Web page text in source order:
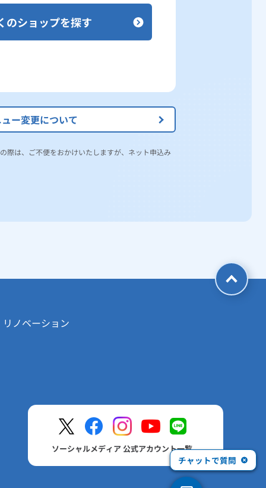
のショップを探す
ー変更について
際は、ご不便をおかけいたしますが、ネット申込み
ノベーション
ソーシャルメディア 公式アカウント一覧
チャットで質問